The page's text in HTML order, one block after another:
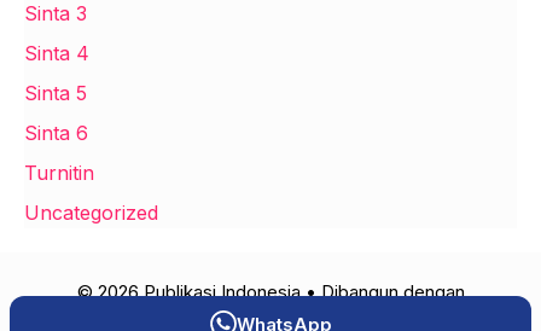
Sinta 3
Sinta 4
Sinta 5
Sinta 6
Turnitin
Uncategorized
© 2026 Publikasi Indonesia• Dibangun dengan
GeneratePress
WhatsApp